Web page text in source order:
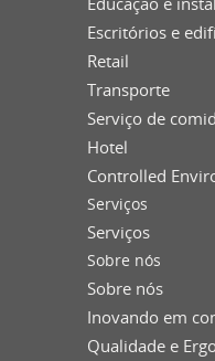
Escritórios e
Retail
Transporte
Serviço de
Hotel
Controlled
Serviços
Serviços
Sobre nós
Sobre nós
Inovando em
Qualidade e